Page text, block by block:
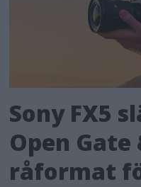
Sony FX5
Open
råformat